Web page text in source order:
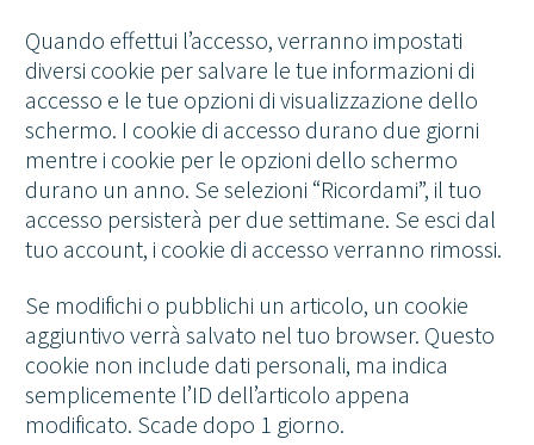
Quando effettui l’accesso, verranno impostati
diversi cookie per salvare le tue informazioni di
accesso e le tue opzioni di visualizzazione dello
schermo. I cookie di accesso durano due giorni
mentre i cookie per le opzioni dello schermo
durano un anno. Se selezioni “Ricordami”, il tuo
accesso persisterà per due settimane. Se esci dal
tuo account, i cookie di accesso verranno rimossi.
Se modifichi o pubblichi un articolo, un cookie
aggiuntivo verrà salvato nel tuo browser. Questo
cookie non include dati personali, ma indica
semplicemente l’ID dell’articolo appena
modificato. Scade dopo 1 giorno.